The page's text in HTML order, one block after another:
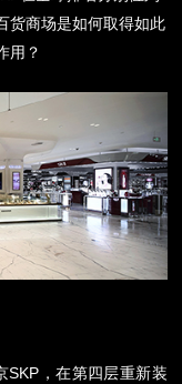
货商场是如何取得如此
用？
SKP ，在第四层重新装